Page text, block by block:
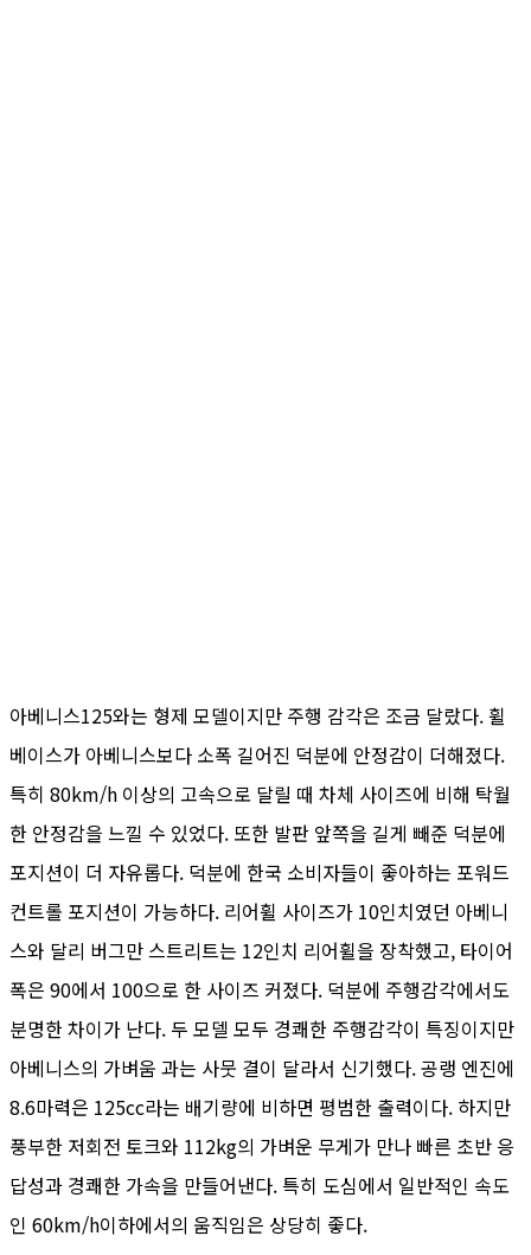
아베니스125와는 형제 모델이지만 주행 감각은 조금 달랐다. 휠
베이스가 아베니스보다 소폭 길어진 덕분에 안정감이 더해졌다.
특히 80km/h 이상의 고속으로 달릴 때 차체 사이즈에 비해 탁월
한 안정감을 느낄 수 있었다. 또한 발판 앞쪽을 길게 빼준 덕분에
포지션이 더 자유롭다. 덕분에 한국 소비자들이 좋아하는 포워드
컨트롤 포지션이 가능하다. 리어휠 사이즈가 10인치였던 아베니
스와 달리 버그만 스트리트는 12인치 리어휠을 장착했고, 타이어
폭은 90에서 100으로 한 사이즈 커졌다. 덕분에 주행감각에서도
분명한 차이가 난다. 두 모델 모두 경쾌한 주행감각이 특징이지만
아베니스의 가벼움 과는 사뭇 결이 달라서 신기했다. 공랭 엔진에
8.6마력은 125cc라는 배기량에 비하면 평범한 출력이다. 하지만
풍부한 저회전 토크와 112kg의 가벼운 무게가 만나 빠른 초반 응
답성과 경쾌한 가속을 만들어낸다. 특히 도심에서 일반적인 속도
인 60km/h이하에서의 움직임은 상당히 좋다.